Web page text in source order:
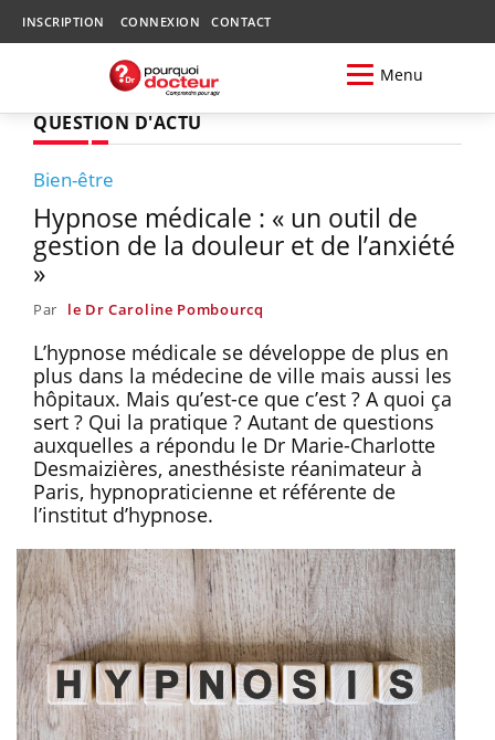
INSCRIPTION CONNEXION CONTACT
Menu
QUESTION D'ACTU
Bien-être
Hypnose médicale : « un outil de
gestion de la douleur et de l’anxiété
»
Par le Dr Caroline Pombourcq
L’hypnose médicale se développe de plus en
plus dans la médecine de ville mais aussi les
hôpitaux. Mais qu’est-ce que c’est ? A quoi ça
sert ? Qui la pratique ? Autant de questions
auxquelles a répondu le Dr Marie-Charlotte
Desmaizières, anesthésiste réanimateur à
Paris, hypnopraticienne et référente de
l’institut d’hypnose.